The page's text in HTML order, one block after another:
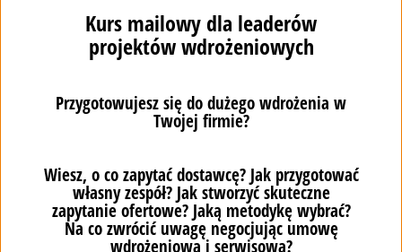
pracowałeś wyłącznie w Excelu lub papierowym
kalendarzu, prawdopodobnie masz gdzieś zebrane jakieś
informacje o swoich klientach. Jak się okazuje, piętą
a mianowicie przeniesienie danych do CRM z innych
źródeł. Zwykle jest to też jeden z ostatnich kroków
do skutecznego uruchomienia nowego narzędzia
powinien polegać na dopilnowaniu kwestii technicznych
takich jak: